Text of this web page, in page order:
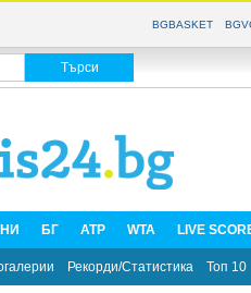
BGBASKET
БГ ATP WTA LIVE
Рекорди/Статистика Топ 10